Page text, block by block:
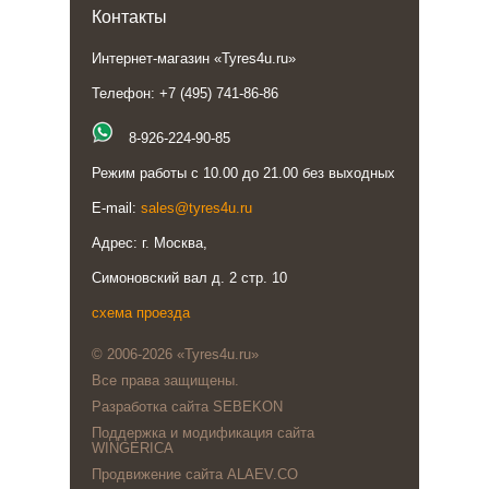
Контакты
Интернет-магазин «Tyres4u.ru»
Телефон: +7 (495) 741-86-86
8-926-224-90-85
Режим работы с 10.00 до 21.00 без выходных
E-mail: sales@tyres4u.ru
Адрес: г. Москва,
Симоновский вал д. 2 стр. 10
схема проезда
© 2006-2026 «Tyres4u.ru»
Все права защищены.
Разработка сайта SEBEKON
Поддержка и модификация сайта
WINGERICA
Продвижение сайта ALAEV.CO